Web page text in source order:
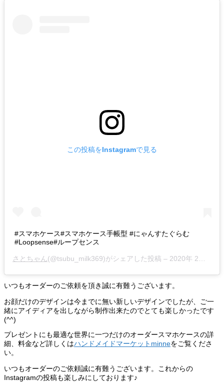
この投稿をInstagramで見る
#スマホケース#スマホケース手帳型 #にゃんすたぐらむ
#Loopsense#ループセンス
さとちゃん(@tsubu_milk369)がシェアした投稿 – 2020年 2月月20日午前3時57分PST
いつもオーダーのご依頼を頂き誠に有難うございます。
お顔だけのデザインは今までに無い新しいデザインでしたが、ご一
緒にアイディアを出しながら制作出来たのでとても楽しかったです
(^^)
プレゼントにも最適な世界に一つだけのオーダースマホケースの詳
細、料金など詳しくはハンドメイドマーケットminneをご覧くださ
い。
いつもオーダーのご依頼誠に有難うございます。これからの
Instagramの投稿も楽しみにしております♪